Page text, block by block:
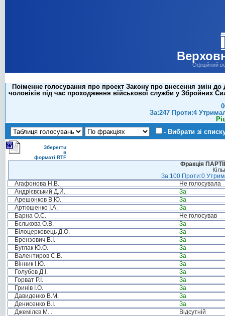
Офіційний
Поіменне голосування про проект Закону про внесення змін
чоловіків під час проходження військової служби у Збройних
За:247 Проти:4
- Вибрати зі
Зберегти
в
форматі RTF
Фракція
За:100 Проти:0
Агафонова Н.В.
Не голосувала
Андрієвський Д.Й.
За
Арешонков В.Ю.
За
Артюшенко І.А.
За
Барна О.С.
Не голосував
Бєлькова О.В.
За
Білоцерковець Д.О.
За
Брензович В.І.
За
Буглак Ю.О.
За
Валентиров С.В.
За
Вінник І.Ю.
За
Голубов Д.І.
За
Горват Р.І.
За
Гринів І.О.
За
Давиденко В.М.
За
Денисенко В.І.
За
Джемілєв М. .
Відсутній